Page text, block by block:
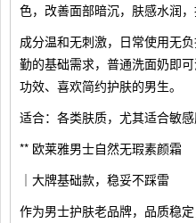
色，改善面部暗沉，肤感水润，
成分温和无刺激，日常使用无
勤的基础需求，普通洗面奶即
功效、喜欢简约护肤的男生。
适合：各类肤质，尤其适合敏
** 欧莱雅男士自然无瑕素颜霜
｜大牌基础款，稳妥不踩雷
作为男士护肤老品牌，品质稳